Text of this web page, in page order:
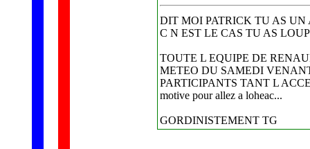
DIT MOI PATRICK TU AS UN
C N EST LE CAS TU AS
TOUTE L EQUIPE DE
METEO DU SAMEDI
PARTICIPANTS TANT L
motive pour allez a loheac...
GORDINISTEMENT TG